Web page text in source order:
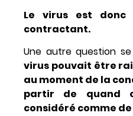
Le virus est donc
contractant.
Une autre question
virus pouvait être
au moment de la
partir de quand
considéré comme